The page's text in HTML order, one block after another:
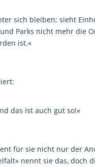
sich bleiben; sieht
Parks nicht mehr die
ist.«
das ist auch gut so!«
für sie nicht nur der
nennt sie das, doch